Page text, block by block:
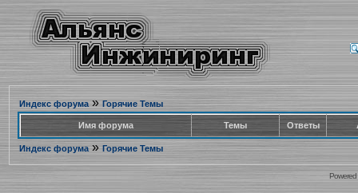
Индекс форума» Горячие Темы
Имя форума Темы Ответы
Индекс форума» Горячие Темы